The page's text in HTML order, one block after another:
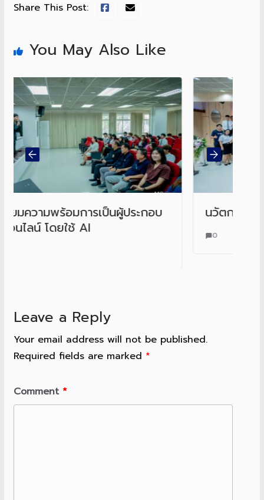
Share This Post:
You May Also Like
การเป็นผู้ประกอบ
AI
นวัตกรรมและการเป็นผู้ปร
Leave a Reply
Your email address will not be published.
Required fields are marked *
Comment *